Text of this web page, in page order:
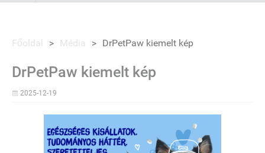
Főoldal > Média > DrPetPaw kiemelt kép
DrPetPaw kiemelt kép
2025-12-19